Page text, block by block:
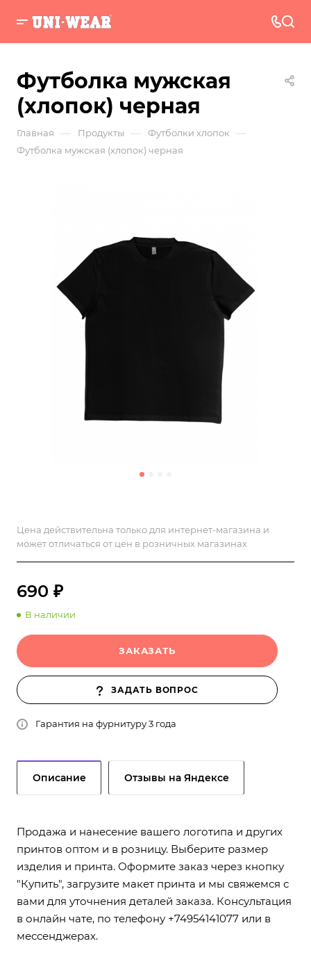
Футболка мужская
(хлопок) черная
Главная — Продукты — Футболки хлопок —
Футболка мужская (хлопок) черная
Цена действительна только для интернет-магазина и
может отличаться от цен в розничных магазинах
690 ₽
В наличии
ЗАКАЗАТЬ
ЗАДАТЬ ВОПРОС
Гарантия на фурнитуру 3 года
Описание Отзывы на Яндексе
Продажа и нанесение вашего логотипа и других
принтов оптом и в розницу. Выберите размер
изделия и принта. Оформите заказ через кнопку
"Купить", загрузите макет принта и мы свяжемся с
вами для уточнения деталей заказа. Консультация
в онлайн чате, по телефону +74954141077 или в
мессенджерах.